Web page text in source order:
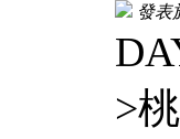
發表
>